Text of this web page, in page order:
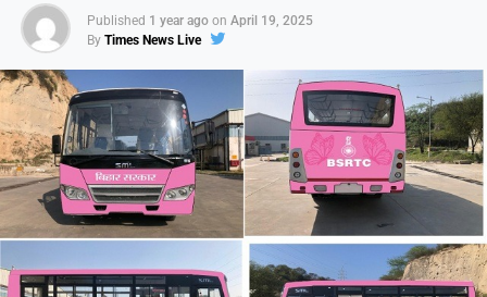
Published 1 year ago on April 19, 2025
By Times News Live